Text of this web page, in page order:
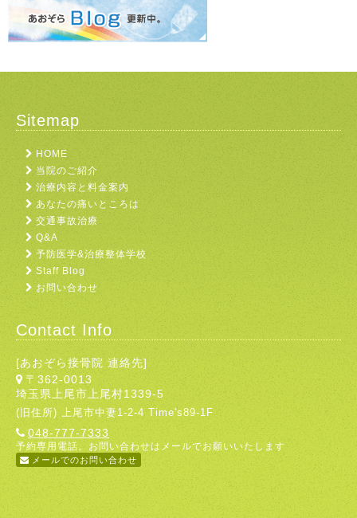
Sitemap
HOME
当院のご紹介
治療内容と料金案内
あなたの痛いところは
交通事故治療
Q&A
予防医学&治療整体学校
Staff Blog
お問い合わせ
Contact Info
[あおぞら接骨院 連絡先]
〒362-0013
埼玉県上尾市上尾村1339-5
(旧住所) 上尾市中妻1-2-4 Time's89-1F
048-777-7333
予約専用電話。お問い合わせはメールでお願いいたします
メールでのお問い合わせ